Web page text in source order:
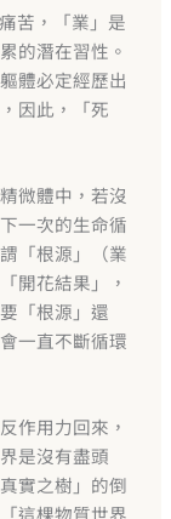
苦，「業」是
的潛在習性。
體必定經歷出
因此，「死
微體中，若沒
一次的生命循
「根源」（業
開花結果」，
「根源」還
一直不斷循環
作用力回來，
是沒有盡頭
實之樹」的倒